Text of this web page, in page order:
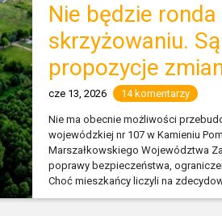
Nie będzie
skrzyżowaniu.
propozycje
cze 13, 2026 14 komentarzy
Nie ma obecnie możliwości
wojewódzkiej nr 107 w Kamieniu
Marszałkowskiego Województwa
poprawy bezpieczeństwa,
Choć mieszkańcy liczyli na